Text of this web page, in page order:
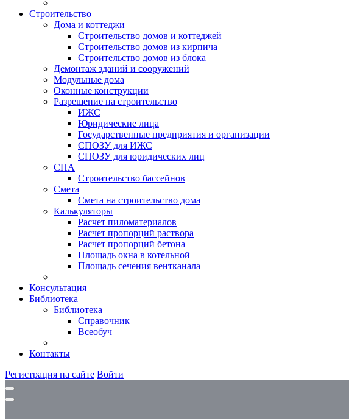
Строительство
Дома и коттеджи
Строительство домов и коттеджей
Строительство домов из кирпича
Строительство домов из блока
Демонтаж зданий и сооружений
Модульные дома
Оконные конструкции
Разрешение на строительство
ИЖС
Юридические лица
Государственные предприятия и организации
СПОЗУ для ИЖС
СПОЗУ для юридических лиц
СПА
Строительство бассейнов
Смета
Смета на строительство дома
Калькуляторы
Расчет пиломатериалов
Расчет пропорций раствора
Расчет пропорций бетона
Площадь окна в котельной
Площадь сечения вентканала
Консультация
Библиотека
Библиотека
Справочник
Всеобуч
Контакты
Регистрация на сайте Войти